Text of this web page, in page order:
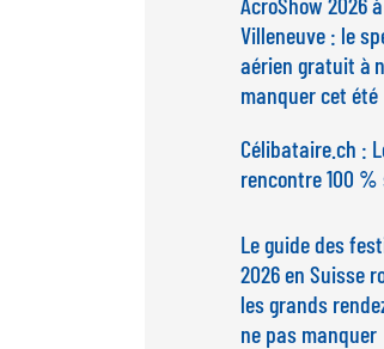
Villeneuve : le
aérien gratuit à
manquer cet été
Célibataire.ch :
rencontre 100
Le guide des
2026 en Suisse
les grands
ne pas manquer